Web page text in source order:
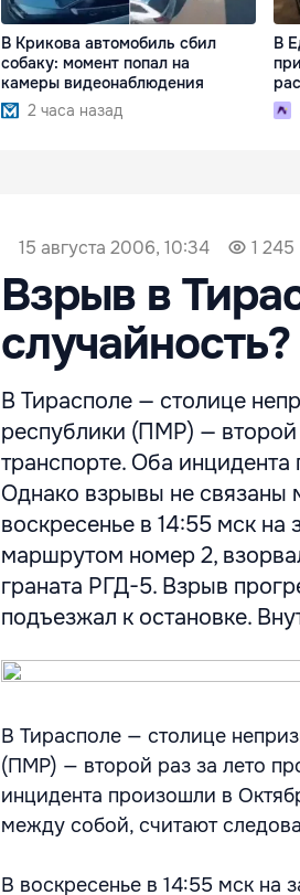
В Крикова автомобиль сбил
собаку: момент попал на
камеры видеонаблюдения
2 часа назад
В
15 августа 2006, 10:34 1 245
Взрыв в
случайность?
В Тирасполе — столице
республики (ПМР) — второй
транспорте. Оба
Однако взрывы не связаны
воскресенье в 14:55 мск
маршрутом номер 2,
граната РГД-5. Взрыв
подъезжал к остановке.
В Тирасполе — столице
(ПМР) — второй раз за лето
инцидента произошли в
между собой, считают
В воскресенье в 14:55 мск на